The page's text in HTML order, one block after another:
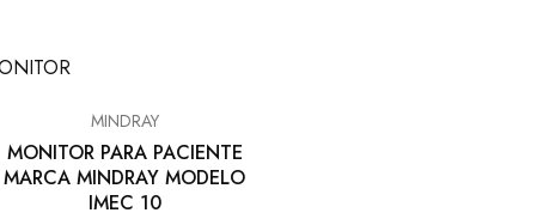
MINDRAY
MONITOR PARA PACIENTE
MARCA MINDRAY MODELO
IMEC 10